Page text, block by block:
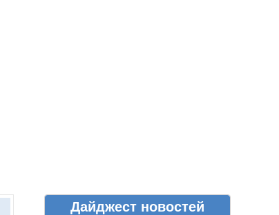
ДАЙДЖЕСТ НОВОСТЕЙДайджест новостей